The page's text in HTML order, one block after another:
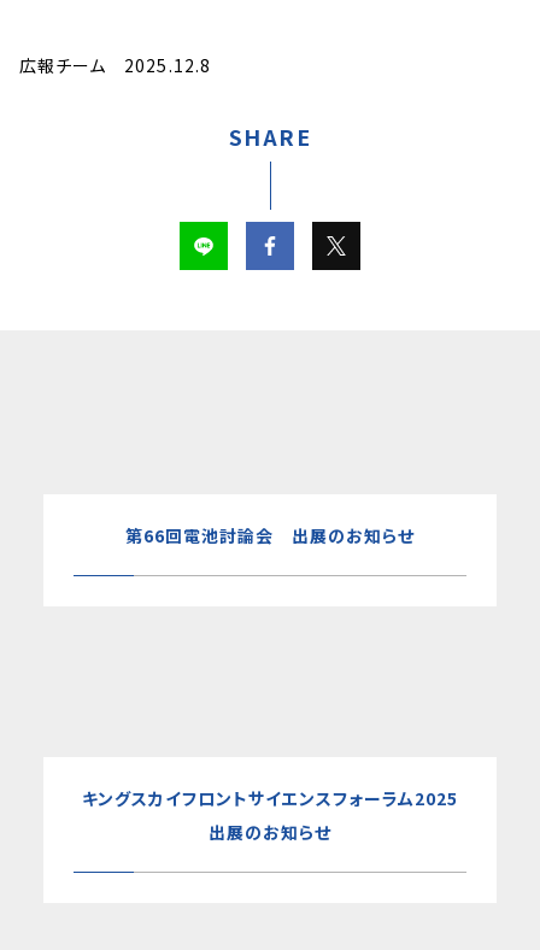
広報チーム 2025.12.8
SHARE
第66回電池討論会 出展のお知らせ
キングスカイフロントサイエンスフォーラム2025
出展のお知らせ